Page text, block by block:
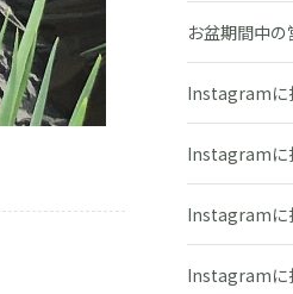
お盆期間中
Instagramに
Instagramに
Instagramに
Instagramに